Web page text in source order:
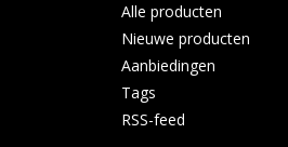
Alle producten
Nieuwe producten
Aanbiedingen
Tags
RSS-feed